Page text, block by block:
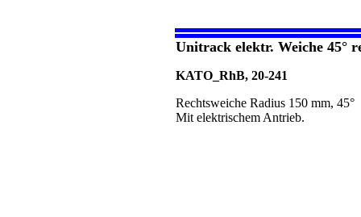
Unitrack elektr. Weiche 45°
KATO_RhB, 20-241
Rechtsweiche Radius 150 mm, 45°
Mit elektrischem Antrieb.